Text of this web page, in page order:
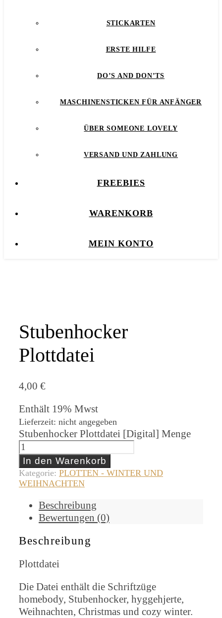
STICKARTEN
ERSTE HILFE
DO’S AND DON’TS
MASCHINENSTICKEN FÜR ANFÄNGER
ÜBER SOMEONE LOVELY
VERSAND UND ZAHLUNG
FREEBIES
WARENKORB
MEIN KONTO
Stubenhocker
Plottdatei
4,00 €
Enthält 19% Mwst
Lieferzeit: nicht angegeben
Stubenhocker Plottdatei [Digital] Menge
In den Warenkorb
Kategorie: PLOTTEN - WINTER UND
WEIHNACHTEN
Beschreibung
Bewertungen (0)
Beschreibung
Plottdatei
Die Datei enthält die Schriftzüge
homebody, Stubenhocker, hyggehjerte,
Weihnachten, Christmas und cozy winter.